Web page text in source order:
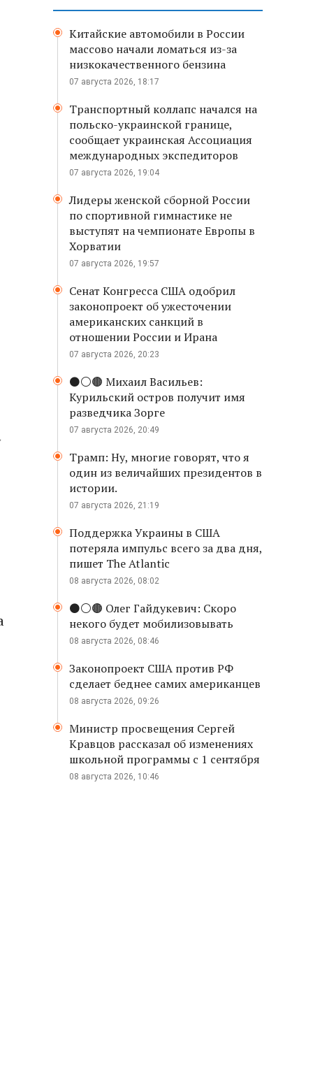
Китайские автомобили в России
массово начали ломаться из-за
низкокачественного бензина
07 августа 2026, 18:17
Транспортный коллапс начался на
польско-украинской границе,
сообщает украинская Ассоциация
международных экспедиторов
07 августа 2026, 19:04
Лидеры женской сборной России
по спортивной гимнастике не
выступят на чемпионате Европы в
Хорватии
07 августа 2026, 19:57
Сенат Конгресса США одобрил
законопроект об ужесточении
американских санкций в
отношении России и Ирана
07 августа 2026, 20:23
⚫️⚪️🟤 Михаил Васильев:
Курильский остров получит имя
разведчика Зорге
07 августа 2026, 20:49
Трамп: Ну, многие говорят, что я
один из величайших президентов в
истории.
07 августа 2026, 21:19
Поддержка Украины в США
потеряла импульс всего за два дня,
пишет The Atlantic
08 августа 2026, 08:02
⚫️⚪️🟤 Олег Гайдукевич: Скоро
некого будет мобилизовывать
08 августа 2026, 08:46
Законопроект США против РФ
сделает беднее самих американцев
08 августа 2026, 09:26
Министр просвещения Сергей
Кравцов рассказал об изменениях
школьной программы с 1 сентября
08 августа 2026, 10:46